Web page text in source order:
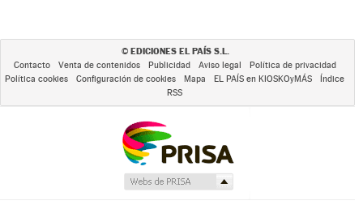
© EDICIONES EL PAÍS S.L.
Contacto Venta de contenidos Publicidad Aviso legal
Política de privacidad
Política cookies
Configuración de cookies Mapa EL PAÍS en KIOSKOyMÁS
Índice
RSS